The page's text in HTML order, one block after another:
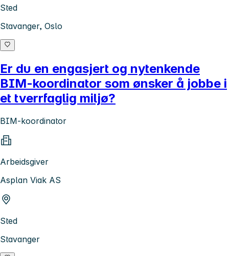
Sted
Stavanger, Oslo
Er du en engasjert og nytenkende
BIM-koordinator som ønsker å jobbe i
et tverrfaglig miljø?
BIM-koordinator
Arbeidsgiver
Asplan Viak AS
Sted
Stavanger